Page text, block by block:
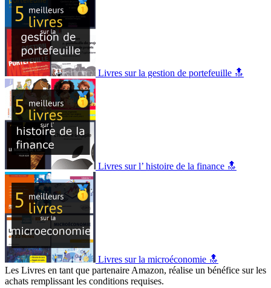
Livres sur la gestion de portefeuille 🔝
Livres sur l’ histoire de la finance 🔝
Livres sur la microéconomie 🔝
Les Livres en tant que partenaire Amazon, réalise un bénéfice sur les
achats remplissant les conditions requises.